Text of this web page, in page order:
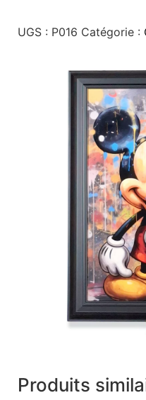
UGS : P016 Catégorie :
Produits